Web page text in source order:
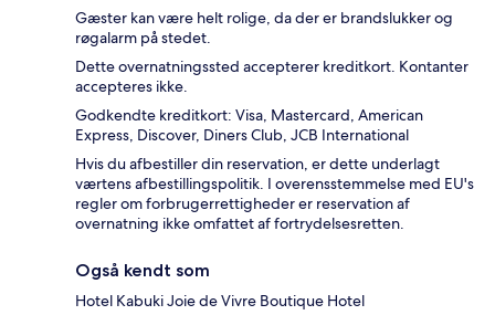
Gæster kan være helt rolige, da der er brandslukker og
røgalarm på stedet.
Dette overnatningssted accepterer kreditkort. Kontanter
accepteres ikke.
Godkendte kreditkort: Visa, Mastercard, American
Express, Discover, Diners Club, JCB International
Hvis du afbestiller din reservation, er dette underlagt
værtens afbestillingspolitik. I overensstemmelse med EU's
regler om forbrugerrettigheder er reservation af
overnatning ikke omfattet af fortrydelsesretten.
Også kendt som
Hotel Kabuki Joie de Vivre Boutique Hotel